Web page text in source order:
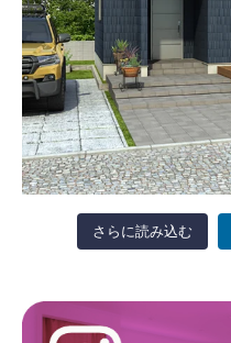
さらに読み込む